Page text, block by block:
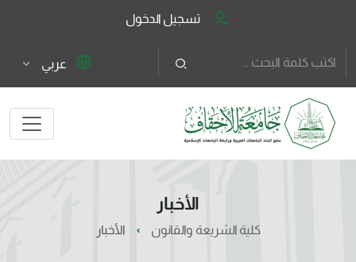
تسجيل الدخول
عربي
الأخبار
كلية الشريعة والقانون الأخبار